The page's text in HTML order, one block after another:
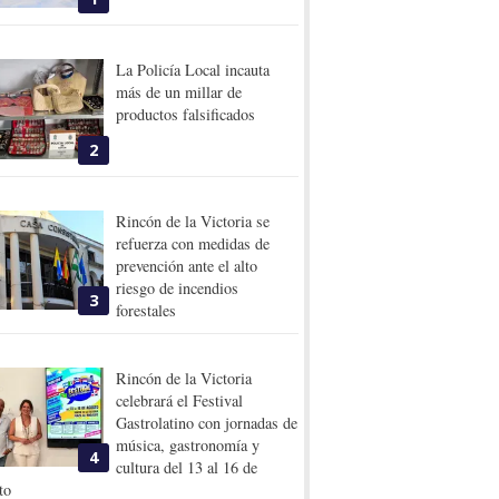
2
La Policía Local incauta
más de un millar de
productos falsificados
3
Rincón de la Victoria se
refuerza con medidas de
prevención ante el alto
riesgo de incendios
forestales
4
Rincón de la Victoria
celebrará el Festival
Gastrolatino con jornadas de
música, gastronomía y
cultura del 13 al 16 de